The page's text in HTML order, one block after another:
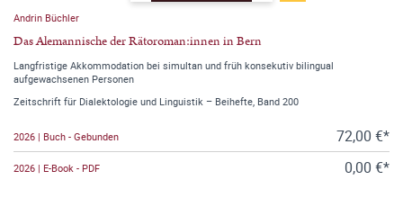
Andrin Büchler
Das Alemannische der Rätoroman:innen in Bern
Langfristige Akkommodation bei simultan und früh konsekutiv bilingual
aufgewachsenen Personen
Zeitschrift für Dialektologie und Linguistik – Beihefte, Band 200
2026 | Buch - Gebunden 72,00 €*
2026 | E-Book - PDF 0,00 €*